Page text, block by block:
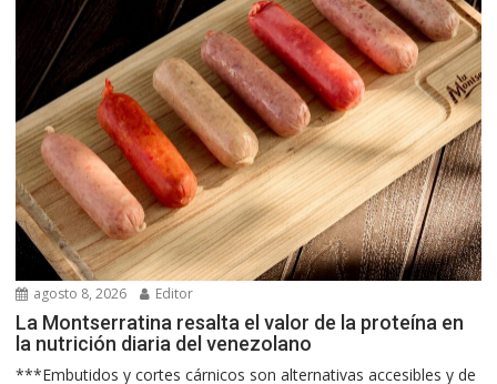
agosto 8, 2026 Editor
La Montserratina resalta el valor de la proteína en
la nutrición diaria del venezolano
***Embutidos y cortes cárnicos son alternativas accesibles y de